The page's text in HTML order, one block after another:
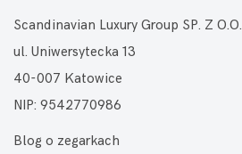
Scandinavian Luxury Group SP. Z O.O.
ul. Uniwersytecka 13
40-007 Katowice
NIP: 9542770986
Blog o zegarkach